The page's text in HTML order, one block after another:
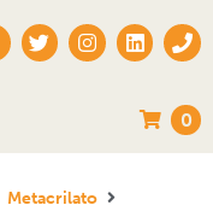
0
Metacrilato